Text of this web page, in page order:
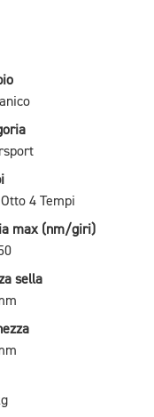
4 Tempi
max (nm/giri)
sella